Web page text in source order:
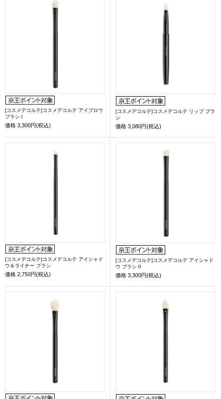
[コスメデコルテ]コスメデコルテ アイブロウ
ブラシ I
価格 3,300円(税込)
[コスメデコルテ]コスメデコルテ リップ ブラ
シ
価格 3,080円(税込)
[コスメデコルテ]コスメデコルテ アイシャド
ウ＆ライナー ブラシ
価格 2,750円(税込)
[コスメデコルテ]コスメデコルテ アイシャド
ウ ブラシ II
価格 3,300円(税込)